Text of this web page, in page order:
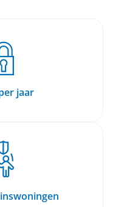
jaar